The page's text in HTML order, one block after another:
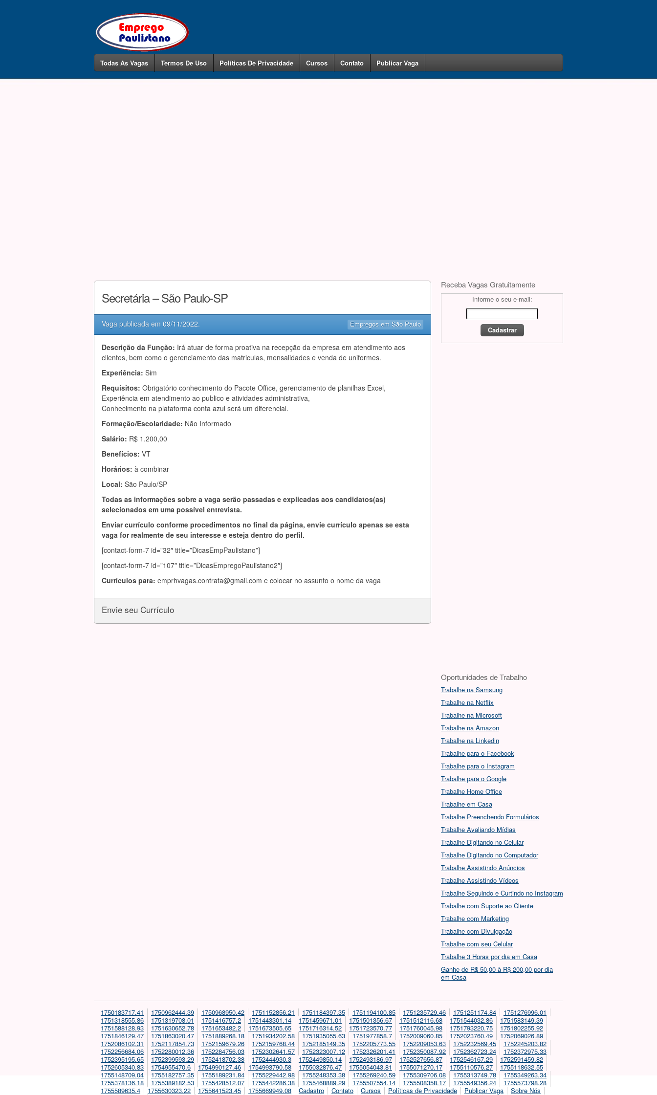
Todas As Vagas Termos De Uso Políticas De Privacidade Cursos Contato Publicar Vaga
Secretária – São Paulo-SP
Empregos em São Paulo
Vaga publicada em 09/11/2022.
Descrição da Função: Irá atuar de forma proativa na recepção da empresa em atendimento aos
clientes, bem como o gerenciamento das matriculas, mensalidades e venda de uniformes.
Experiência: Sim
Requisitos: Obrigatório conhecimento do Pacote Office, gerenciamento de planilhas Excel,
Experiência em atendimento ao publico e atividades administrativa,
Conhecimento na plataforma conta azul será um diferencial.
Formação/Escolaridade: Não Informado
Salário: R$ 1.200,00
Benefícios: VT
Horários: à combinar
Local: São Paulo/SP
Todas as informações sobre a vaga serão passadas e explicadas aos candidatos(as)
selecionados em uma possível entrevista.
Enviar currículo conforme procedimentos no final da página, envie currículo apenas se esta
vaga for realmente de seu interesse e esteja dentro do perfil.
[contact-form-7 id=”32″ title=”DicasEmpPaulistano”]
[contact-form-7 id=”107″ title=”DicasEmpregoPaulistano2″]
Currículos para: emprhvagas.contrata@gmail.com e colocar no assunto o nome da vaga
Envie seu Currículo
Receba Vagas Gratuitamente
Informe o seu e-mail:
Oportunidades de Trabalho
Trabalhe na Samsung
Trabalhe na Netflix
Trabalhe na Microsoft
Trabalhe na Amazon
Trabalhe na Linkedin
Trabalhe para o Facebook
Trabalhe para o Instagram
Trabalhe para o Google
Trabalhe Home Office
Trabalhe em Casa
Trabalhe Preenchendo Formulários
Trabalhe Avaliando Mídias
Trabalhe Digitando no Celular
Trabalhe Digitando no Computador
Trabalhe Assistindo Anúncios
Trabalhe Assistindo Vídeos
Trabalhe Seguindo e Curtindo no Instagram
Trabalhe com Suporte ao Cliente
Trabalhe com Marketing
Trabalhe com Divulgação
Trabalhe com seu Celular
Trabalhe 3 Horas por dia em Casa
Ganhe de R$ 50,00 à R$ 200,00 por dia
em Casa
1750183717.41 1750962444.39 1750968950.42 1751152856.21 1751184397.35 1751194100.85 1751235729.46 1751251174.84
1751276996.01
1751318555.86
1751319708.01 1751416757.2 1751443301.14 1751459671.01 1751501356.67 1751512116.68 1751544032.86
1751583149.39
1751588128.93
1751630652.78 1751653482.2 1751673505.65 1751716314.52 1751723570.77 1751760045.98 1751793220.75
1751802255.92
1751846129.47
1751863020.47 1751889268.18 1751934202.58 1751935055.63 1751977858.7 1752009060.85 1752023760.49
1752069026.89
1752086102.31
1752117854.73 1752159679.26 1752159768.44 1752185149.35 1752205773.55 1752209053.63 1752232569.45
1752245203.82
1752256684.06
1752280012.36 1752284756.03 1752302641.57 1752323007.12 1752326201.41 1752350087.92 1752362723.24
1752372975.33
1752395195.65
1752399593.29 1752418702.38 1752444930.3 1752449850.14 1752493186.97 1752527656.87 1752546167.29
1752591459.82
1752605340.83
1754955470.6 1754990127.46 1754993790.58 1755032876.47 1755054043.81 1755071270.17 1755110576.27
1755118632.55
1755148709.04
1755182757.35 1755189231.84 1755229442.98 1755248353.38 1755269240.59 1755309706.08 1755313749.78
1755349263.34
1755378136.18
1755389182.53 1755428512.07 1755442286.38 1755468889.29 1755507554.14 1755508358.17 1755549356.24
1755573798.28
1755589635.4
1755630323.22 1755641523.45 1755669949.08 Cadastro Contato Cursos Políticas de Privacidade Publicar Vaga
Sobre Nós